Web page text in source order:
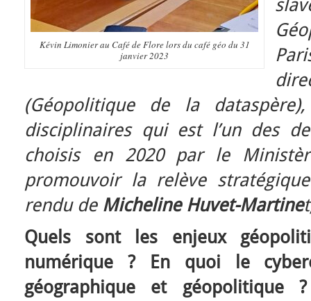
Kévin Limonier au Café de Flore lors du café géo du 31
janvier 2023
(Géopolitique de la
disciplinaires qui est l’un des
choisis en 2020 par le
promouvoir la relève
rendu de Micheline Huvet-Martine
Quels sont les enjeux
numérique ? En quoi le
géographique et géopolitique